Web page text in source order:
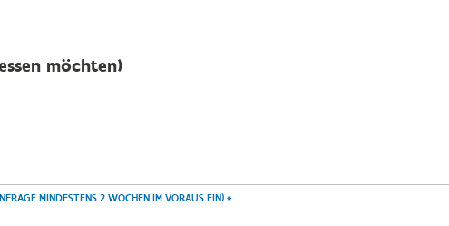
möchten)
MINDESTENS 2 WOCHEN IM VORAUS EIN) *